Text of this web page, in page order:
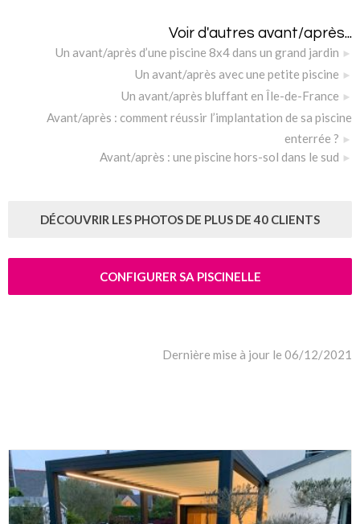
Voir d'autres avant/après...
Un avant/après d’une piscine 8x4 dans un grand jardin
Un avant/après avec une petite piscine
Un avant/après bluffant en Île-de-France
Avant/après : comment réussir l’implantation de sa piscine
enterrée ?
Avant/après : une piscine hors-sol dans le sud
DÉCOUVRIR LES PHOTOS DE PLUS DE 40 CLIENTS
CONFIGURER SA PISCINELLE
Dernière mise à jour le 06/12/2021